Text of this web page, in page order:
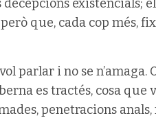
existencials;
que, cada cop més,
parlar i no se n’amaga.
es tractés, cosa
penetracions